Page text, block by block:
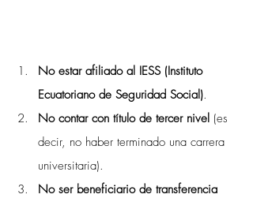
No estar afiliado al IESS (Instituto
Ecuatoriano de Seguridad Social).
No contar con título de tercer nivel (es
decir, no haber terminado una carrera
universitaria).
No ser beneficiario de transferencia